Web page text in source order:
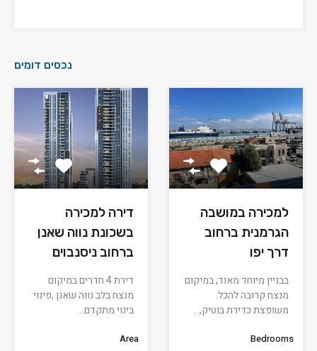
נכסים דומים
למכירה במושבה
הגרמנית ברחוב
דרך יפו
בבניין מיוחד מאוד, במיקום
מנצח קרובה להכל.
משופצת כדירת בוטיק,…
Bedrooms
דירה למכירה
בשכונת נווה שאנן
ברחוב ניסנבוים
דירת 4 חדרים במיקום
מנצח בלב נווה שאנן ,פינוי
בינוי מתקדם…
Area